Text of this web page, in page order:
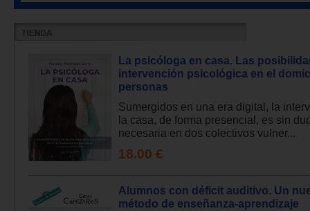
La psicóloga en casa. Las
intervención psicológica en el
personas
Sumergidos en una era digital, la
la casa, de forma presencial, es sin
necesaria en dos colectivos vulner...
18.00 €
Alumnos con déficit auditivo. Un
método de enseñanza-aprendizaje